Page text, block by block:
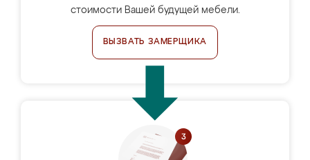
стоимости Вашей будущей мебели.
ВЫЗВАТЬ ЗАМЕРЩИКА